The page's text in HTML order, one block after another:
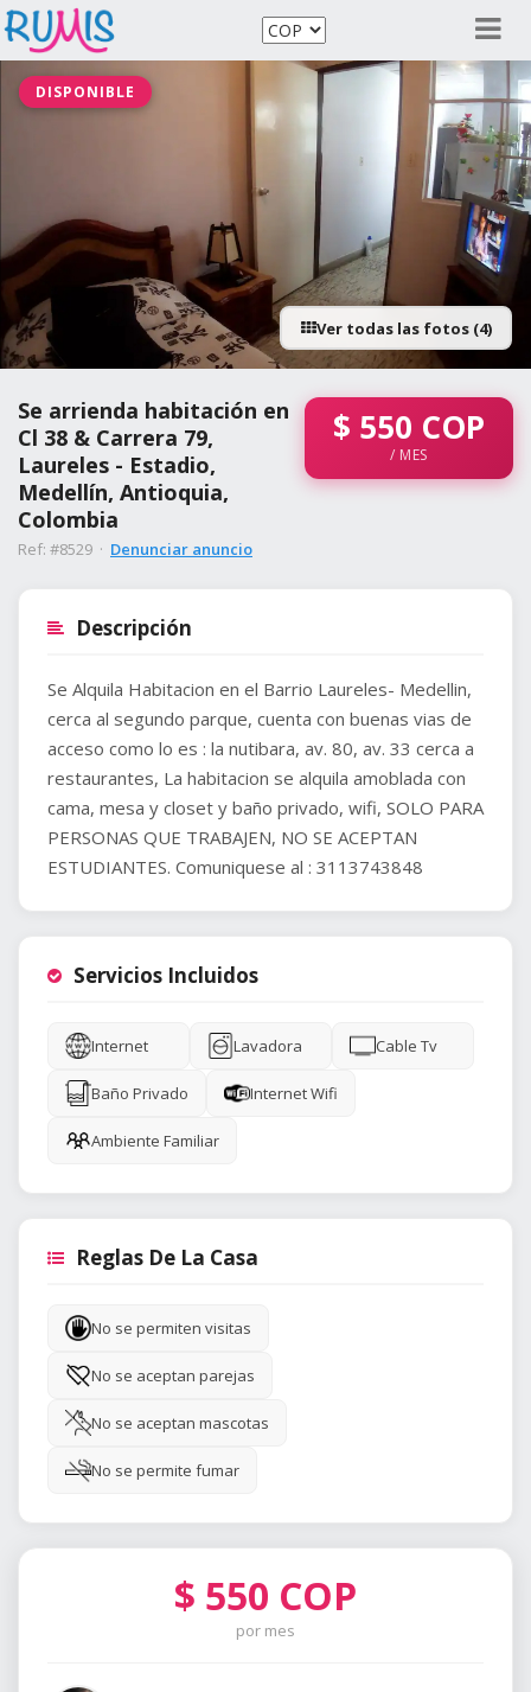
DISPONIBLE
Ver todas las fotos (4)
Se arrienda habitación en
Cl 38 & Carrera 79,
Laureles - Estadio,
Medellín, Antioquia,
Colombia
Ref: #8529 · Denunciar anuncio
$ 550 COP
/ MES
Descripción
Se Alquila Habitacion en el Barrio Laureles- Medellin,
cerca al segundo parque, cuenta con buenas vias de
acceso como lo es : la nutibara, av. 80, av. 33 cerca a
restaurantes, La habitacion se alquila amoblada con
cama, mesa y closet y baño privado, wifi, SOLO PARA
PERSONAS QUE TRABAJEN, NO SE ACEPTAN
ESTUDIANTES. Comuniquese al : 3113743848
Servicios Incluidos
Internet Lavadora Cable Tv
Baño Privado Internet Wifi
Ambiente Familiar
Reglas De La Casa
No se permiten visitas
No se aceptan parejas
No se aceptan mascotas
No se permite fumar
$ 550 COP
por mes